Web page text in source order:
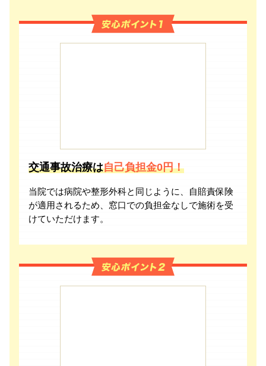
交通事故治療は自己負担金0円！
当院では病院や整形外科と同じように、自賠責保険
が適用されるため、窓口での負担金なしで施術を受
けていただけます。